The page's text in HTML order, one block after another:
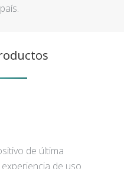
de última
de uso